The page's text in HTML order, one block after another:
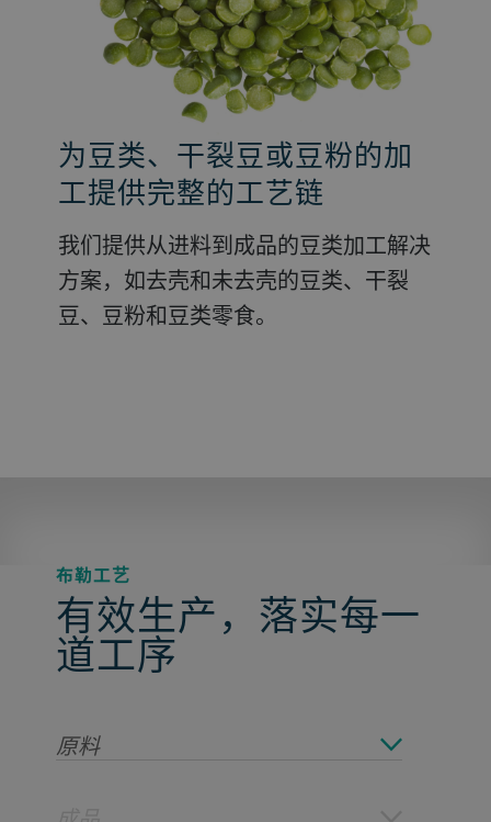
为豆类、干裂豆或豆粉的加
工提供完整的工艺链
我们提供从进料到成品的豆类加工解决
方案，如去壳和未去壳的豆类、干裂
豆、豆粉和豆类零食。
布勒工艺
有效生产，落实每一
道工序
原料